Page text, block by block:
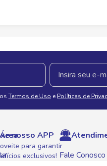
Termos de Uso e Políticas de
Fale Conosco
nosso APP
para garantir
exclusivos!